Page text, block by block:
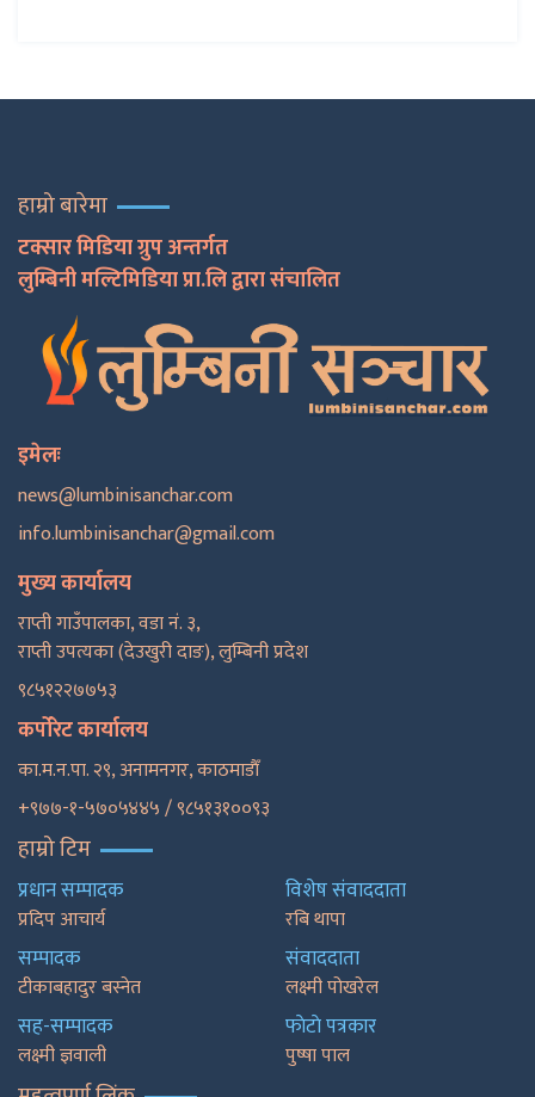
हाम्रो बारेमा
टक्सार मिडिया ग्रुप अन्तर्गत
लुम्बिनी मल्टिमिडिया प्रा.लि द्वारा संचालित
इमेलः
news@lumbinisanchar.com
info.lumbinisanchar@gmail.com
मुख्य कार्यालय
राप्ती गाउँपालका, वडा नं. ३,
राप्ती उपत्यका (देउखुरी दाङ), लुम्बिनी प्रदेश
९८५१२२७७५३
कर्पोरेट कार्यालय
का.म.न.पा. २९, अनामनगर, काठमाडाैँ
+९७७-१-५७०५४४५ / ९८५१३१००९३
हाम्रो टिम
प्रधान सम्पादक
प्रदिप आचार्य
सम्पादक
टीकाबहादुर बस्नेत
सह-सम्पादक
लक्ष्मी ज्ञवाली
विशेष संवाददाता
रबि थापा
संवाददाता
लक्ष्मी पोखरेल
फाेटाे पत्रकार
पुष्षा पाल